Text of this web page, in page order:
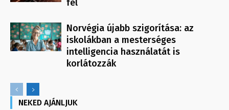
fel
Norvégia újabb szigorítása: az
iskolákban a mesterséges
intelligencia használatát is
korlátozzák
NEKED AJÁNLJUK